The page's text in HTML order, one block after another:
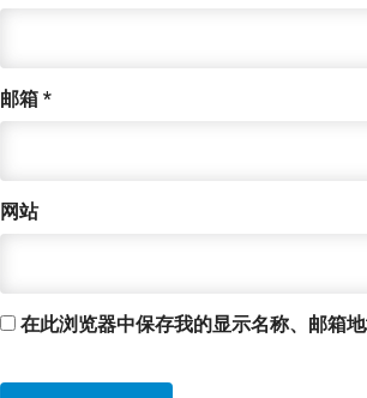
邮箱 *
网站
在此浏览器中保存我的显示名称、邮箱